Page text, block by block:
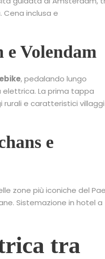
Cena inclusa e
Volendam
ebike, pedalando lungo
La prima tappa
e caratteristici
e
zone più iconiche del
Sistemazione in hotel a
tra